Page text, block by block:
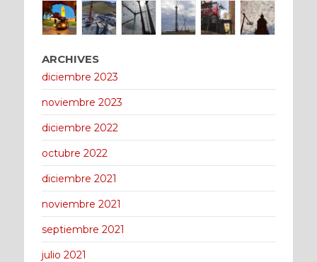
ARCHIVES
diciembre 2023
noviembre 2023
diciembre 2022
octubre 2022
diciembre 2021
noviembre 2021
septiembre 2021
julio 2021